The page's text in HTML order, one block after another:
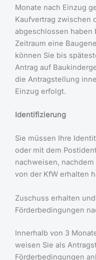
Monate nach Einzug
Kaufvertrag zwischen
abgeschlossen
Zeitraum eine
können Sie bis
Antrag auf
die Antragstellung
Einzug erfolgt.
Identifizierung
Sie müssen Ihre
oder mit dem
nachweisen,
von der KfW erhalten
Zuschuss erhalten
Förderbedingungen
Innerhalb von 3
weisen Sie als
Förderbedingungen